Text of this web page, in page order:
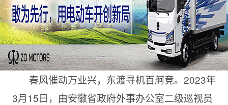
安徽外办率团来访 日本徽商协会践行合作
王亚囡 华人新闻 文化风采
日本华侨报 2023/3/19 20:26:51
春风催动万业兴，东渡寻机百舸竞。2023年
3月15日，由安徽省政府外事办公室二级巡视员